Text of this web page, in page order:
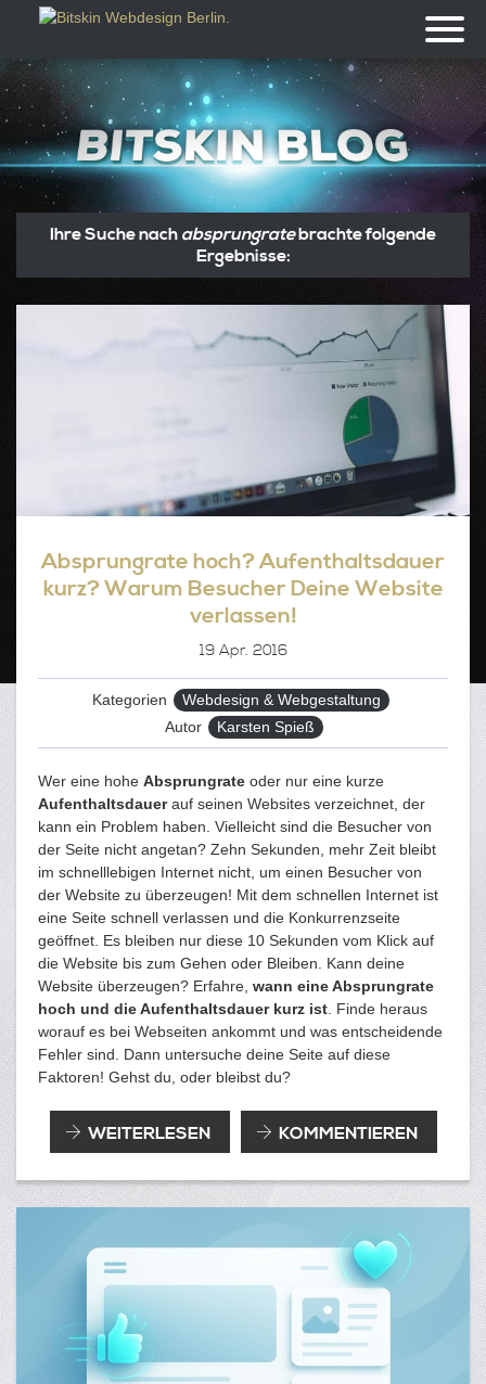
Ihre Suche nach absprungratebrachte folgende
Ergebnisse:
Absprungrate hoch? Aufenthaltsdauer
kurz? Warum Besucher Deine Website
verlassen!
19 Apr. 2016
Kategorien
Webdesign & Webgestaltung
Autor
Karsten Spieß
Wer eine hohe Absprungrate oder nur eine kurze
Aufenthaltsdauerauf seinen Websites verzeichnet, der
kann ein Problem haben. Vielleicht sind die Besucher von
der Seite nicht angetan? Zehn Sekunden, mehr Zeit bleibt
im schnelllebigen Internet nicht, um einen Besucher von
der Website zu überzeugen! Mit dem schnellen Internet ist
eine Seite schnell verlassen und die Konkurrenzseite
geöffnet. Es bleiben nur diese 10 Sekunden vom Klick auf
die Website bis zum Gehen oder Bleiben. Kann deine
Website überzeugen? Erfahre, wann eine Absprungrate
hoch und die Aufenthaltsdauer kurz ist. Finde heraus
worauf es bei Webseiten ankommt und was entscheidende
Fehler sind. Dann untersuche deine Seite auf diese
Faktoren! Gehst du, oder bleibst du?
ABSPRUNGRATE
HOCH?
AUFENTHALTSDAUER
KURZ?
DEINE
WEBSITE
VERLASSEN!
WEITERLESEN KOMMENTIEREN